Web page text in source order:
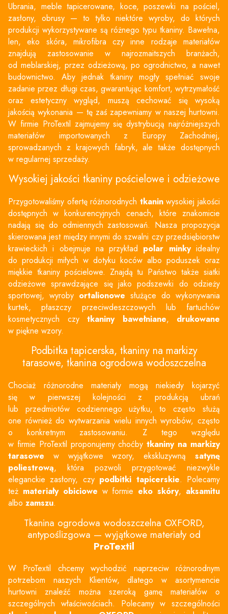
Ubrania, meble tapicerowane, koce, poszewki na pościel,
zasłony, obrusy — to tylko niektóre wyroby, do których
produkcji wykorzystywane są różnego typu tkaniny. Bawełna,
len, eko skóra, mikrofibra czy inne rodzaje materiałów
znajdują zastosowanie w najrozmaitszych branżach,
od meblarskiej, przez odzieżową, po ogrodnictwo, a nawet
budownictwo. Aby jednak tkaniny mogły spełniać swoje
zadanie przez długi czas, gwarantując komfort, wytrzymałość
oraz estetyczny wygląd, muszą cechować się wysoką
jakością wykonania — tę zaś zapewniamy w naszej hurtowni.
W firmie ProTextil zajmujemy się dystrybucją najróżniejszych
materiałów importowanych z Europy Zachodniej,
sprowadzanych z krajowych fabryk, ale także dostępnych
w regularnej sprzedaży.
Wysokiej jakości tkaniny pościelowe i odzieżowe
Przygotowaliśmy ofertę różnorodnych tkaninwysokiej jakości
dostępnych w konkurencyjnych cenach, które znakomicie
nadają się do odmiennych zastosowań. Nasza propozycja
skierowana jest między innymi do szwalni czy przedsiębiorstw
krawieckich i obejmuje na przykład polar minkyidealny
do produkcji miłych w dotyku koców albo poduszek oraz
miękkie tkaniny pościelowe. Znajdą tu Państwo także siatki
odzieżowe sprawdzające się jako podszewki do odzieży
sportowej, wyroby ortalionowe służące do wykonywania
kurtek, płaszczy przeciwdeszczowych lub fartuchów
kosmetycznych czy tkaniny bawełniane, drukowane
w piękne wzory.
Podbitka tapicerska, tkaniny na markizy
tarasowe, tkanina ogrodowa wodoszczelna
Chociaż różnorodne materiały mogą niekiedy kojarzyć
się w pierwszej kolejności z produkcją ubrań
lub przedmiotów codziennego użytku, to często służą
one również do wytwarzania wielu innych wyrobów, często
o konkretnym zastosowaniu. Z tego względu
w firmie ProTextil proponujemy choćbytkaniny na markizy
tarasowe w wyjątkowe wzory, ekskluzywną satynę
poliestrową, która pozwoli przygotować niezwykle
eleganckie zasłony, czy podbitki tapicerskie. Polecamy
też materiały obiciowe w formie eko skóry, aksamitu
albo zamszu.
Tkanina ogrodowa wodoszczelna OXFORD,
antypoślizgowa — wyjątkowe materiały od
ProTextil
W ProTextil chcemy wychodzić naprzeciw różnorodnym
potrzebom naszych Klientów, dlatego w asortymencie
hurtowni znaleźć można szeroką gamę materiałów o
szczególnych właściwościach. Polecamy w szczególności